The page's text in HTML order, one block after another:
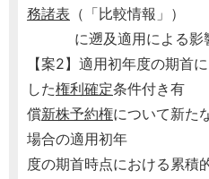
務諸表 （「比較情報」）
に遡及適用による影響
【案2】適用初年度の期首
した権利確定条件付き有
償新株予約権について新た
場合の適用初年
度の期首時点における累積